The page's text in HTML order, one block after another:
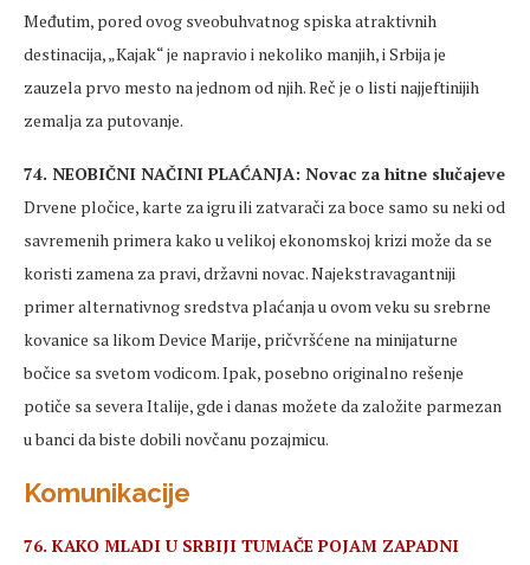
Međutim, pored ovog sveobuhvatnog spiska atraktivnih
destinacija, „Kajak“ je napravio i nekoliko manjih, i Srbija je
zauzela prvo mesto na jednom od njih. Reč je o listi najjeftinijih
zemalja za putovanje.
74. NEOBIČNI NAČINI PLAĆANJA: Novac za hitne slučajeve
Drvene pločice, karte za igru ili zatvarači za boce samo su neki od
savremenih primera kako u velikoj ekonomskoj krizi može da se
koristi zamena za pravi, državni novac. Najekstravagantniji
primer alternativnog sredstva plaćanja u ovom veku su srebrne
kovanice sa likom Device Marije, pričvršćene na minijaturne
bočice sa svetom vodicom. Ipak, posebno originalno rešenje
potiče sa severa Italije, gde i danas možete da založite parmezan
u banci da biste dobili novčanu pozajmicu.
Komunikacije
76. KAKO MLADI U SRBIJI TUMAČE POJAM ZAPADNI